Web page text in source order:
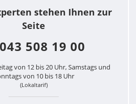
stehen Ihnen zur
Seite
043 508 19 00
von 12 bis 20 Uhr, Samstags und
von 10 bis 18 Uhr
(Lokaltarif)